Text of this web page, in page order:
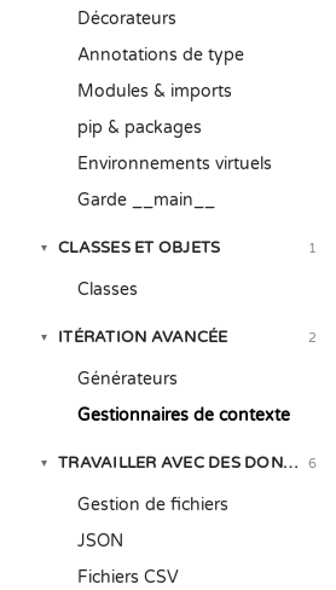
Décorateurs
Annotations de type
Modules & imports
pip & packages
Environnements virtuels
Garde __main__
▾ CLASSES ET OBJETS 1
Classes
▾ ITÉRATION AVANCÉE 2
Générateurs
Gestionnaires de contexte
▾ TRAVAILLER AVEC DES DONNÉES6
Gestion de fichiers
JSON
Fichiers CSV